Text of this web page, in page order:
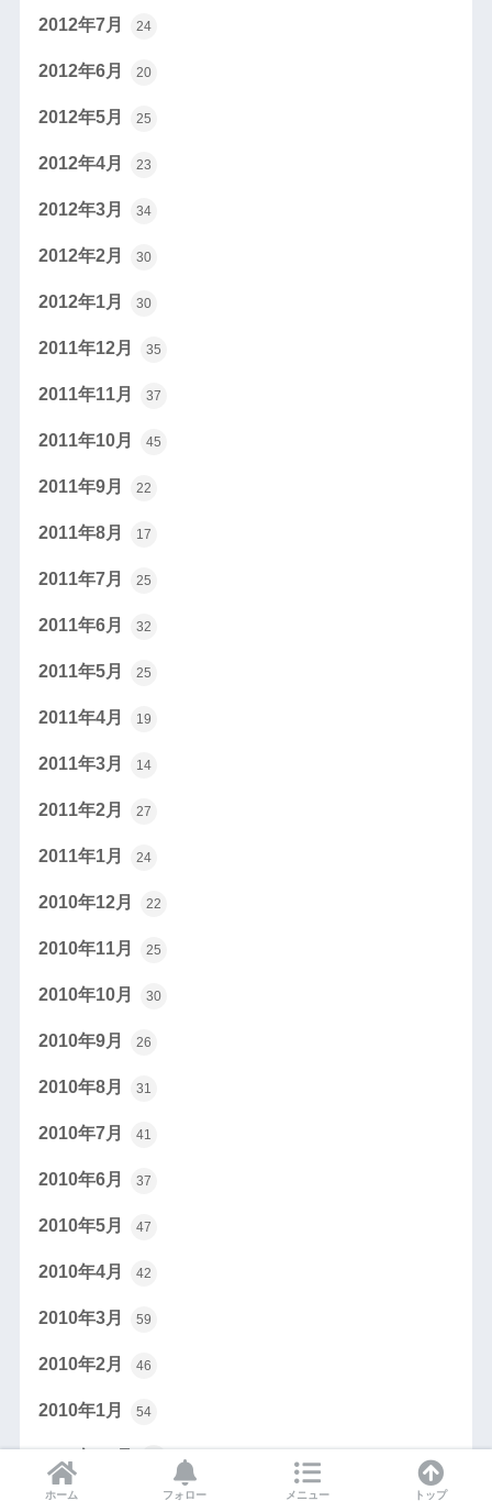
2012年7月 24
2012年6月 20
2012年5月 25
2012年4月 23
2012年3月 34
2012年2月 30
2012年1月 30
2011年12月 35
2011年11月 37
2011年10月 45
2011年9月 22
2011年8月 17
2011年7月 25
2011年6月 32
2011年5月 25
2011年4月 19
2011年3月 14
2011年2月 27
2011年1月 24
2010年12月 22
2010年11月 25
2010年10月 30
2010年9月 26
2010年8月 31
2010年7月 41
2010年6月 37
2010年5月 47
2010年4月 42
2010年3月 59
2010年2月 46
2010年1月 54
2009年11月
ホーム フォロー メニュー トップ